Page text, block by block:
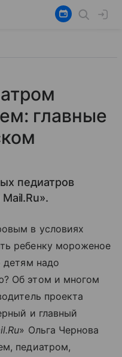
главные
педиатров
в условиях
ребенку мороженое
детям надо
Об этом и многом
проекта
и главный
.Ru» Ольга Чернова
педиатром,